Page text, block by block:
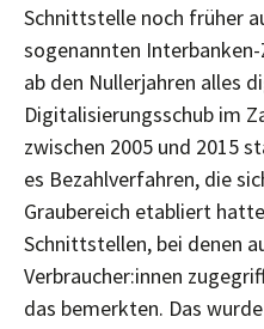
Schnittstelle noch früher
sogenannten
ab den Nullerjahren alles
Digitalisierungsschub im
zwischen 2005 und 2015
es Bezahlverfahren, die
Graubereich etabliert
Schnittstellen, bei denen
Verbraucher:innen
das bemerkten. Das